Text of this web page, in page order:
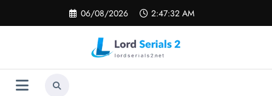
o
06/08/2026 2:47:33 AM